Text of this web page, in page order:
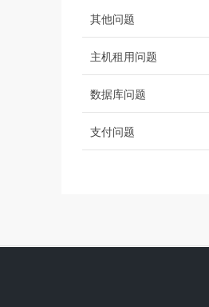
其他问题
主机租用问题
数据库问题
支付问题